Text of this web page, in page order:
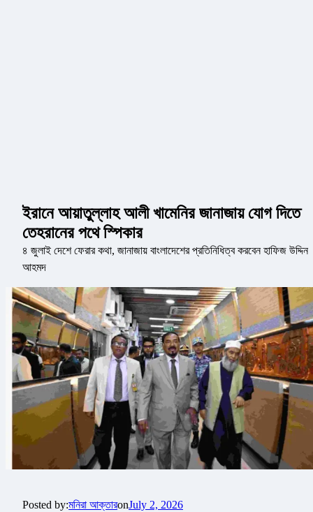
ইরানে আয়াতুল্লাহ আলী খামেনির জানাজায় যোগ দিতে
তেহরানের পথে স্পিকার
৪ জুলাই দেশে ফেরার কথা, জানাজায় বাংলাদেশের প্রতিনিধিত্ব করবেন হাফিজ উদ্দিন
আহমদ
Posted by:মনিরা আক্তারonJuly 2, 2026